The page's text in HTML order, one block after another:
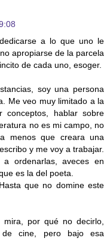
a lo que uno le
apropiarse de la parcela
de cada uno, esoger.
soy una persona
Me veo muy limitado a la
conceptos, hablar sobre
no es mi campo, no
menos que creara una
y me voy a trabajar.
ordenarlas, aveces en
es la del poeta.
que no domine este
mira, por qué no decirlo,
de cine, pero bajo esa